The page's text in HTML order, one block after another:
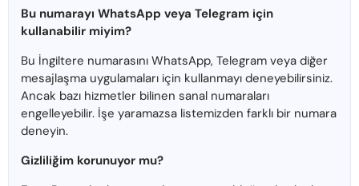
Bu numarayı WhatsApp veya Telegram için
kullanabilir miyim?
Bu İngiltere numarasını WhatsApp, Telegram veya diğer
mesajlaşma uygulamaları için kullanmayı deneyebilirsiniz.
Ancak bazı hizmetler bilinen sanal numaraları
engelleyebilir. İşe yaramazsa listemizden farklı bir numara
deneyin.
Gizliliğim korunuyor mu?